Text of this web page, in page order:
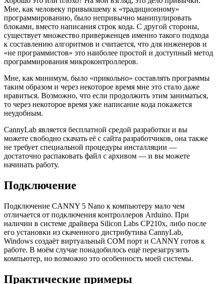
Мне, как человеку привыкшему к «традиционному»
программированию, было непривычно манипулировать
блоками, вместо написания строк кода. С другой стороны,
существует множество приверженцев именно такого подхода
к составлению алгоритмов и считается, что для инженеров и
«не программистов» это наиболее простой и доступный метод
программирования микроконтроллеров.
Мне, как минимум, было «прикольно» составлять программы
таким образом и через некоторое время мне это стало даже
нравиться. Возможно, что если продолжить этим заниматься,
то через некоторое время уже написание кода покажется
неудобным.
CannyLab является бесплатной средой разработки и вы
можете свободно скачать её с сайта разработчиков, она также
не требует специальной процедуры инсталляции —
достаточно распаковать файл с архивом — и вы можете
начинать работу.
Подключение
Подключение CANNY 5 Nano к компьютеру мало чем
отличается от подключения контроллеров Arduino. При
наличии в системе драйвера Silicon Labs CP210x, либо после
его установки из скаченного дистрибутива CannyLab,
Windows создаёт виртуальный COM порт и CANNY готов к
работе. В моём случае понадобилось ещё перезагрузить
компьютер, но возможно это особенность моей системы.
Практические примеры